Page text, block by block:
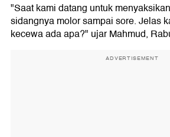
"Saat kami datang untuk
sidangnya molor sampai sore. Jelas
kecewa ada apa?" ujar Mahmud,
ADVERTISEMENT